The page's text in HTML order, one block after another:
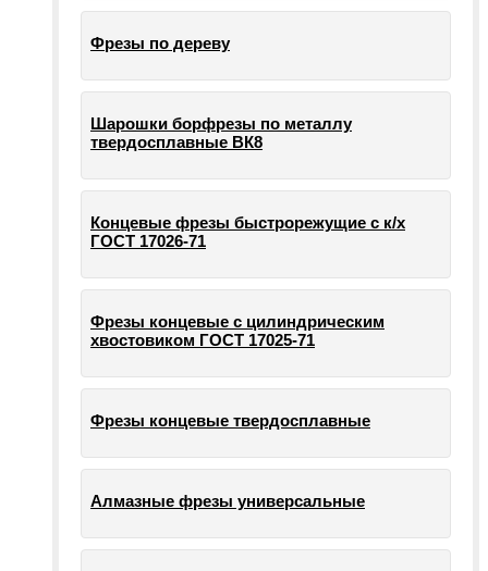
Фрезы по дереву
Шарошки борфрезы по металлу
твердосплавные ВК8
Концевые фрезы быстрорежущие с к/х
ГОСТ 17026-71
Фрезы концевые с цилиндрическим
хвостовиком ГОСТ 17025-71
Фрезы концевые твердосплавные
Алмазные фрезы универсальные